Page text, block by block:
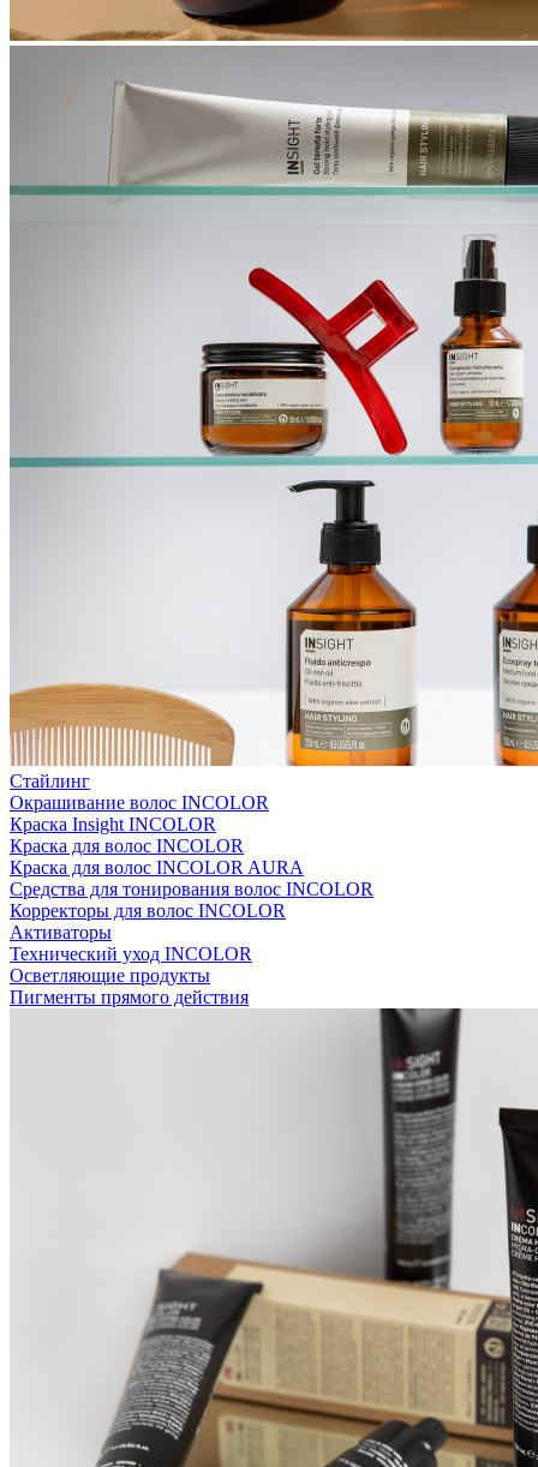
Стайлинг
Окрашивание волос INCOLOR
Краска Insight INCOLOR
Краска для волос INCOLOR
Краска для волос INCOLOR AURA
Средства для тонирования волос INCOLOR
Корректоры для волос INCOLOR
Активаторы
Технический уход INCOLOR
Осветляющие продукты
Пигменты прямого действия